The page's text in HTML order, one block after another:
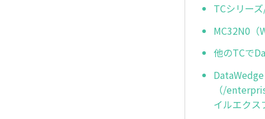
TCシリー
MC32N0（
他のTCで
（/
イルエクス